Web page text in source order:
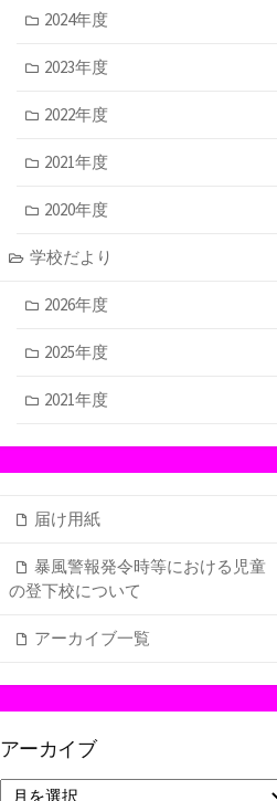
2024年度
2023年度
2022年度
2021年度
2020年度
学校だより
2026年度
2025年度
2021年度
届け用紙
暴風警報発令時等における児童
の登下校について
アーカイブ一覧
アーカイブ